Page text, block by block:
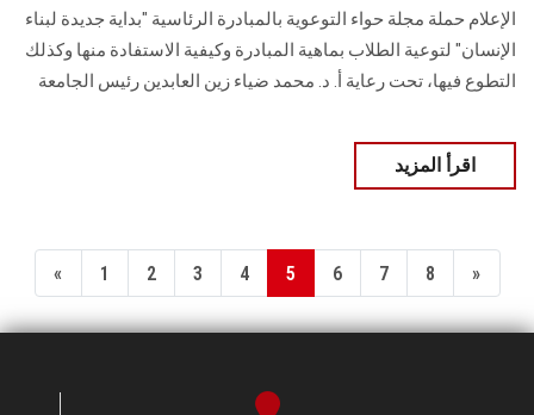
الإعلام حملة مجلة حواء التوعوية بالمبادرة الرئاسية "بداية جديدة لبناء
الإنسان" لتوعية الطلاب بماهية المبادرة وكيفية الاستفادة منها وكذلك
التطوع فيها، تحت رعاية أ. د. محمد ضياء زين العابدين رئيس الجامعة
اقرأ المزيد
« 1 2 3 4 5 6 7 8 »